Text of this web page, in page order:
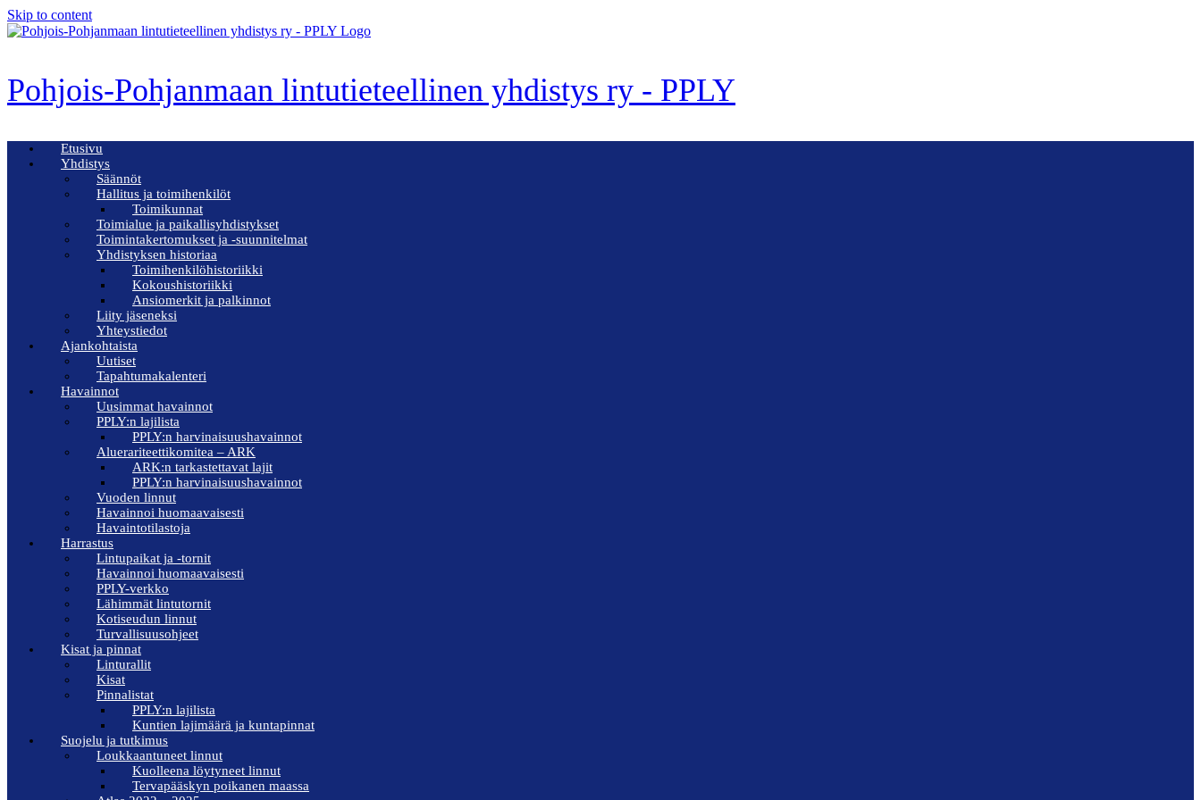
Skip to content
Pohjois-Pohjanmaan lintutieteellinen yhdistys ry - PPLY
Etusivu
Yhdistys
Säännöt
Hallitus ja toimihenkilöt
Toimikunnat
Toimialue ja paikallisyhdistykset
Toimintakertomukset ja -suunnitelmat
Yhdistyksen historiaa
Toimihenkilöhistoriikki
Kokoushistoriikki
Ansiomerkit ja palkinnot
Liity jäseneksi
Yhteystiedot
Ajankohtaista
Uutiset
Tapahtumakalenteri
Havainnot
Uusimmat havainnot
PPLY:n lajilista
PPLY:n harvinaisuushavainnot
Aluerariteettikomitea – ARK
ARK:n tarkastettavat lajit
PPLY:n harvinaisuushavainnot
Vuoden linnut
Havainnoi huomaavaisesti
Havaintotilastoja
Harrastus
Lintupaikat ja -tornit
Havainnoi huomaavaisesti
PPLY-verkko
Lähimmät lintutornit
Kotiseudun linnut
Turvallisuusohjeet
Kisat ja pinnat
Linturallit
Kisat
Pinnalistat
PPLY:n lajilista
Kuntien lajimäärä ja kuntapinnat
Suojelu ja tutkimus
Loukkaantuneet linnut
Kuolleena löytyneet linnut
Tervapääskyn poikanen maassa